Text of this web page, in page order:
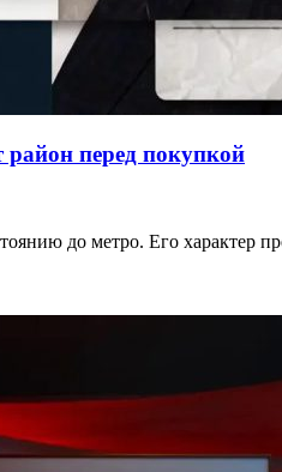
перед покупкой
до метро. Его характер